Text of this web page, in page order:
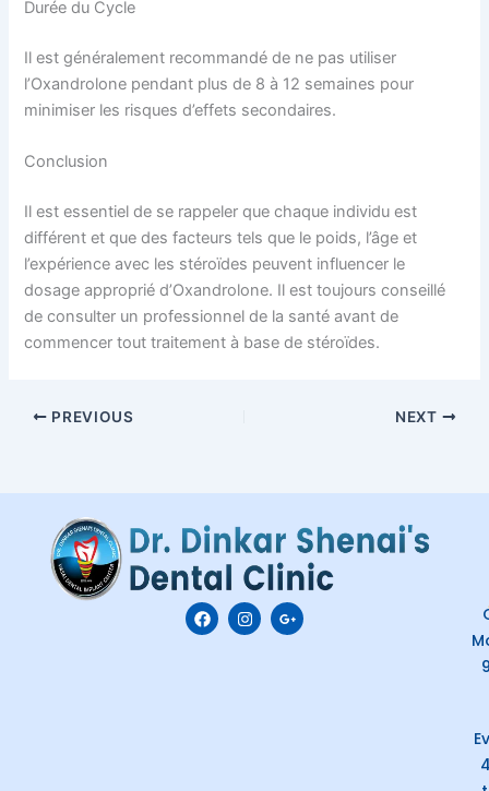
Durée du Cycle
Il est généralement recommandé de ne pas utiliser
l’Oxandrolone pendant plus de 8 à 12 semaines pour
minimiser les risques d’effets secondaires.
Conclusion
Il est essentiel de se rappeler que chaque individu est
différent et que des facteurs tels que le poids, l’âge et
l’expérience avec les stéroïdes peuvent influencer le
dosage approprié d’Oxandrolone. Il est toujours conseillé
de consulter un professionnel de la santé avant de
commencer tout traitement à base de stéroïdes.
PREVIOUS NEXT
F
a
I
n
G
o